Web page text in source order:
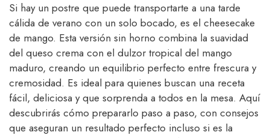
Si hay un postre que puede transportarte a una tarde
cálida de verano con un solo bocado, es el cheesecake
de mango. Esta versión sin horno combina la suavidad
del queso crema con el dulzor tropical del mango
maduro, creando un equilibrio perfecto entre frescura y
cremosidad. Es ideal para quienes buscan una receta
fácil, deliciosa y que sorprenda a todos en la mesa. Aquí
descubrirás cómo prepararlo paso a paso, con consejos
que aseguran un resultado perfecto incluso si es la